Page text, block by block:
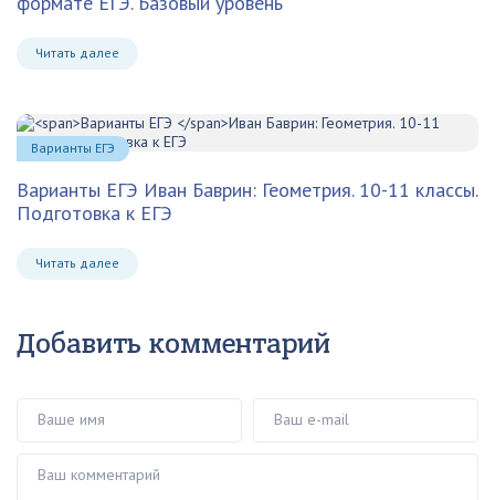
Читать далее
Варианты ЕГЭ Иван Баврин: Геометрия. 10-11 классы.
Подготовка к ЕГЭ
Читать далее
Варианты ЕГЭ
Добавить комментарий